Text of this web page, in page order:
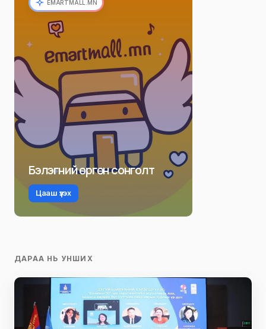
EMARTMALL.MN
Бэлэгний өргөн сонголт
Цааш үзэх
ДАРАА НЬ УНШИХ